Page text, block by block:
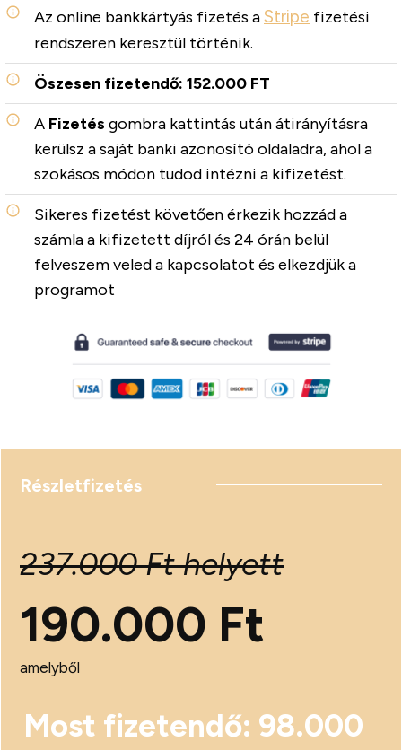
Az online bankkártyás fizetés aStripe fizetési
rendszeren keresztül történik.
Öszesen fizetendő: 152.000 FT
A Fizetés gombra kattintás után átirányításra
kerülsz a saját banki azonosító oldaladra, ahol a
szokásos módon tudod intézni a kifizetést.
Sikeres fizetést követően érkezik hozzád a
számla a kifizetett díjról és 24 órán belül
felveszem veled a kapcsolatot és elkezdjük a
programot
Részletfizetés
237.000 Ft helyett
190.000 Ft
amelyből
Most fizetendő: 98.000